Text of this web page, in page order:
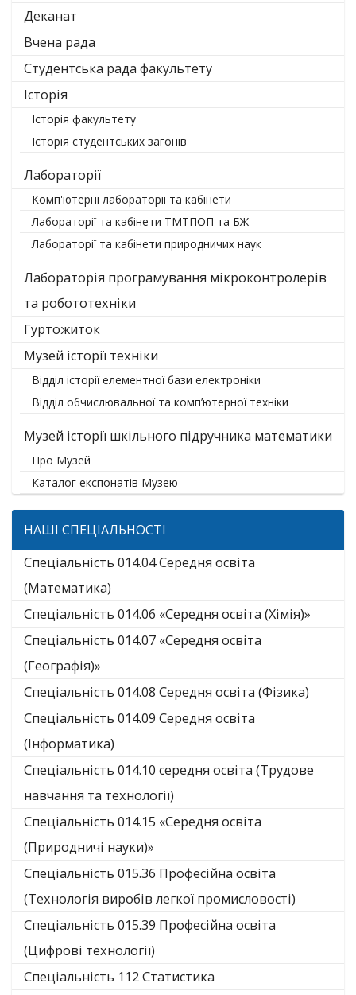
Деканат
Вчена рада
Студентська рада факультету
Історія
Історія факультету
Історія студентських загонів
Лабораторії
Комп'ютерні лабораторії та кабінети
Лабораторії та кабінети ТМТПОП та БЖ
Лабораторії та кабінети природничих наук
Лабораторія програмування мікроконтролерів
та робототехніки
Гуртожиток
Музей історії техніки
Відділ історії елементної бази електроніки
Відділ обчислювальної та комп’ютерної техніки
Музей історії шкільного підручника математики
Про Музей
Каталог експонатів Музею
НАШІ СПЕЦІАЛЬНОСТІ
Спеціальність 014.04 Середня освіта
(Математика)
Спеціальність 014.06 «Середня освіта (Хімія)»
Спеціальність 014.07 «Середня освіта
(Географія)»
Спеціальність 014.08 Середня освіта (Фізика)
Спеціальність 014.09 Середня освіта
(Інформатика)
Спеціальність 014.10 середня освіта (Трудове
навчання та технології)
Спеціальність 014.15 «Середня освіта
(Природничі науки)»
Спеціальність 015.36 Професійна освіта
(Технологія виробів легкої промисловості)
Спеціальність 015.39 Професійна освіта
(Цифрові технології)
Спеціальність 112 Статистика